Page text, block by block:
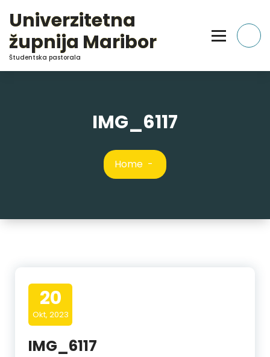
Content
Univerzitetna
župnija Maribor
Študentska pastorala
IMG_6117
Home -
20
Okt, 2023
IMG_6117